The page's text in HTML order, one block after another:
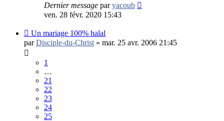
Dernier message paryacoub
ven. 28 févr. 2020 15:43
Un mariage 100% halal
parDisciple-du-Christ » mar. 25 avr. 2006 21:45
1
…
21
22
23
24
25